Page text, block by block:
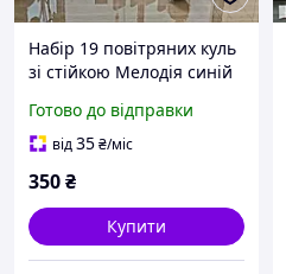
Набір 19 повітряних куль
зі стійкою Мелодія синій
хромі
Готово до відправки
від35₴/міс
350₴
Купити